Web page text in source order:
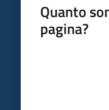
Quanto
pagina?